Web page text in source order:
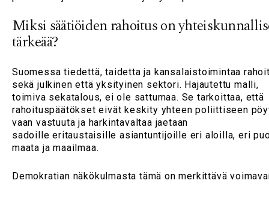
Miksi säätiöiden rahoitus on
tärkeää?
Suomessa tiedettä, taidetta ja kansalaistoimintaa
sekä julkinen että yksityinen sektori. Hajautettu malli,
toimiva sekatalous, ei ole sattumaa. Se tarkoittaa, että
rahoituspäätökset eivät keskity yhteen poliittiseen
vaan vastuuta ja harkintavaltaa jaetaan
sadoille eritaustaisille asiantuntijoille eri aloilla, eri
maata ja maailmaa.
Demokratian näkökulmasta tämä on merkittävä